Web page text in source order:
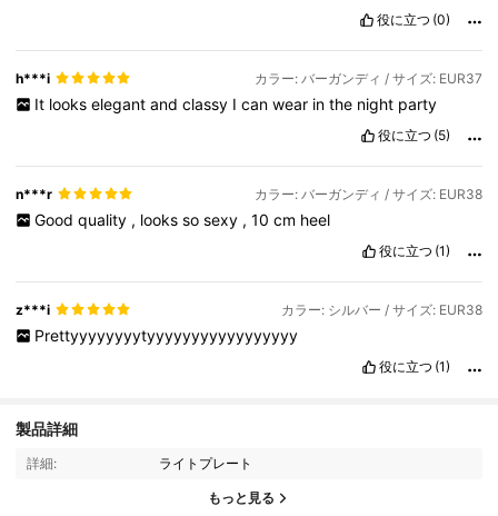
役に立つ (0)
h***i カラー: バーガンディ / サイズ: EUR37
It looks elegant and classy I can wear in the night party
役に立つ (5)
n***r カラー: バーガンディ / サイズ: EUR38
Good quality , looks so sexy , 10 cm heel
役に立つ (1)
z***i カラー: シルバー / サイズ: EUR38
Prettyyyyyyyytyyyyyyyyyyyyyyyyy
役に立つ (1)
製品詳細
詳細: ライトプレート
もっと見る